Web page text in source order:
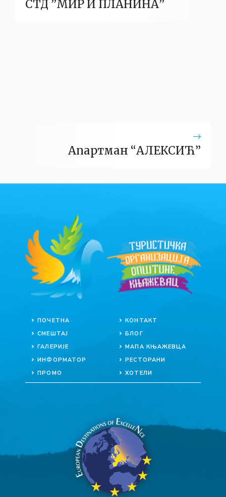
СТД ”МИР И ПЛАНИНА”
Апартман “АЛЕКСИЋ”
ПОЧЕТНА
СМЕШТАЈ
ГАЛЕРИЈЕ
ИНФОРМАТОР
ПРОМО
КОНТАКТ
БЛОГ
МАПА КЊАЖЕВЦА
РЕСТОРАНИ
ХОТЕЛИ